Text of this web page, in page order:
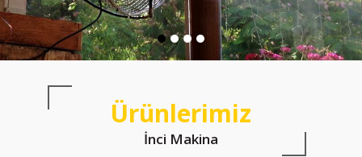
Ürünlerimiz
İnci Makina